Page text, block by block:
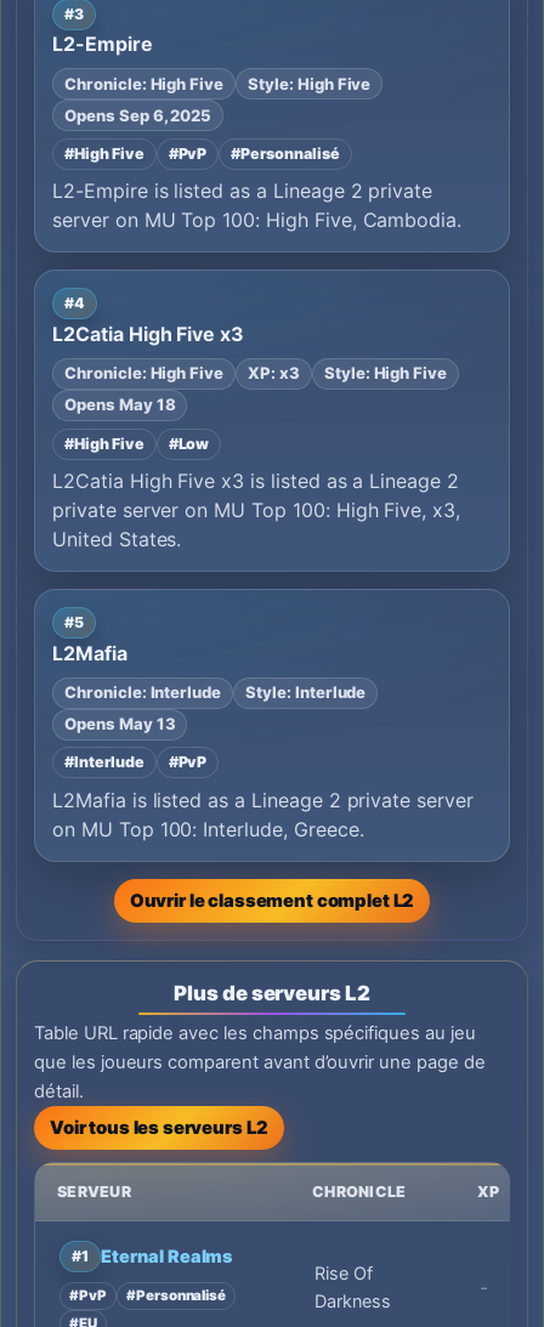
#3
L2-Empire
Chronicle: High Five
Style: High Five
Opens Sep 6, 2025
#High Five #PvP #Personnalisé
L2-Empire is listed as a Lineage 2 private
server on MU Top 100: High Five, Cambodia.
#4
L2Catia High Five x3
Chronicle: High Five XP: x3
Style: High Five
Opens May 18
#High Five #Low
L2Catia High Five x3 is listed as a Lineage 2
private server on MU Top 100: High Five, x3,
United States.
#5
L2Mafia
Chronicle: Interlude
Style: Interlude
Opens May 13
#Interlude #PvP
L2Mafia is listed as a Lineage 2 private server
on MU Top 100: Interlude, Greece.
Ouvrir le classement complet L2
Plus de serveurs L2
Table URL rapide avec les champs spécifiques au jeu
que les joueurs comparent avant d’ouvrir une page de
détail.
Voir tous les serveurs L2
SERVEUR CHRONICLE XP
#1 Eternal Realms
#PvP
#Personnalisé
#EU
Rise Of
Darkness
-